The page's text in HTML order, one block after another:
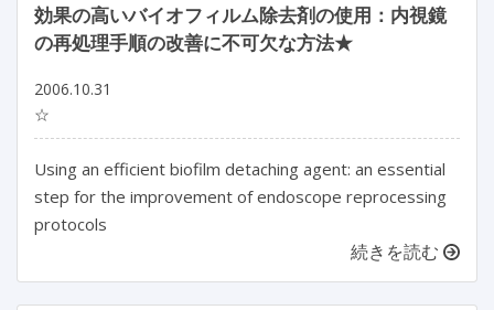
効果の高いバイオフィルム除去剤の使用：内視鏡
の再処理手順の改善に不可欠な方法★
2006.10.31
☆
Using an efficient biofilm detaching agent: an essential
step for the improvement of endoscope reprocessing
protocols
続きを読む